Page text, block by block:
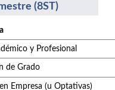
(8ST)
y Profesional
de Grado
Empresa (u Optativas)